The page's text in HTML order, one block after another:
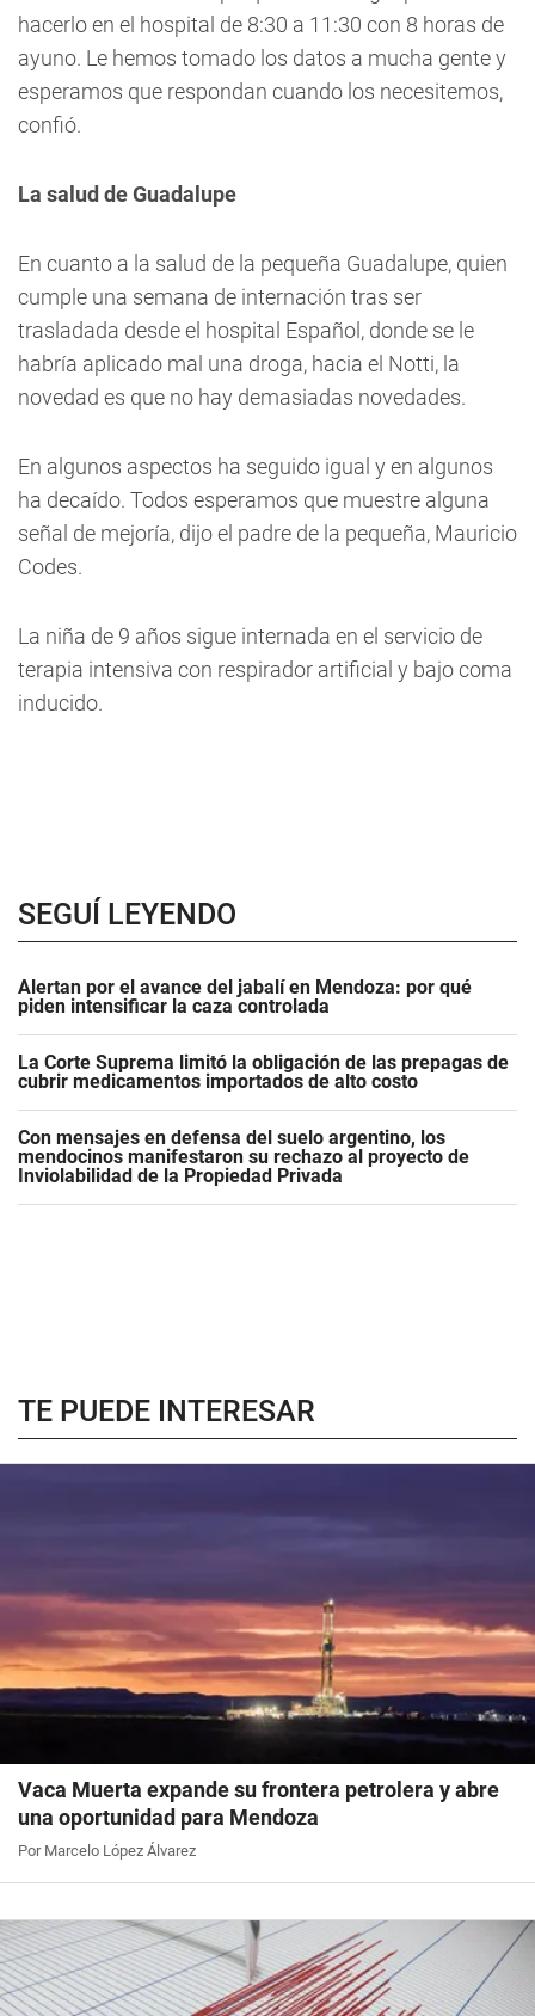
hacerlo en el hospital de 8:30 a 11:30 con 8 horas de
ayuno. Le hemos tomado los datos a mucha gente y
esperamos que respondan cuando los necesitemos,
confió.
La salud de Guadalupe
En cuanto a la salud de la pequeña Guadalupe, quien
cumple una semana de internación tras ser
trasladada desde el hospital Español, donde se le
habría aplicado mal una droga, hacia el Notti, la
novedad es que no hay demasiadas novedades.
En algunos aspectos ha seguido igual y en algunos
ha decaído. Todos esperamos que muestre alguna
señal de mejoría, dijo el padre de la pequeña, Mauricio
Codes.
La niña de 9 años sigue internada en el servicio de
terapia intensiva con respirador artificial y bajo coma
inducido.
SEGUÍ LEYENDO
Alertan por el avance del jabalí en Mendoza: por qué
piden intensificar la caza controlada
La Corte Suprema limitó la obligación de las prepagas de
cubrir medicamentos importados de alto costo
Con mensajes en defensa del suelo argentino, los
mendocinos manifestaron su rechazo al proyecto de
Inviolabilidad de la Propiedad Privada
TE PUEDE INTERESAR
Vaca Muerta expande su frontera petrolera y abre
una oportunidad para Mendoza
Por Marcelo López Álvarez